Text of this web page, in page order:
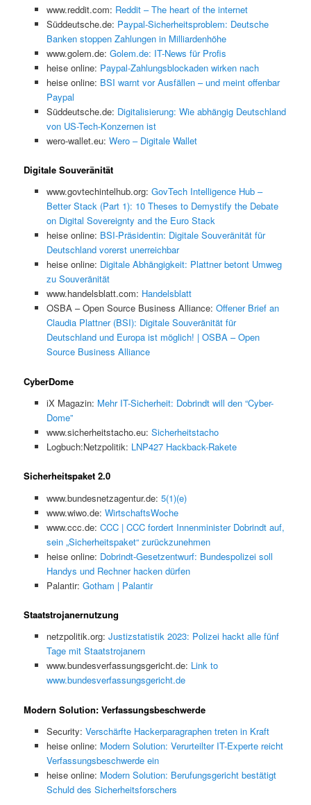
www.reddit.com: Reddit – The heart of the internet
Süddeutsche.de: Paypal-Sicherheitsproblem: Deutsche
Banken stoppen Zahlungen in Milliardenhöhe
www.golem.de: Golem.de: IT-News für Profis
heise online: Paypal-Zahlungsblockaden wirken nach
heise online: BSI warnt vor Ausfällen – und meint offenbar
Paypal
Süddeutsche.de: Digitalisierung: Wie abhängig Deutschland
von US-Tech-Konzernen ist
wero-wallet.eu: Wero – Digitale Wallet
Digitale Souveränität
www.govtechintelhub.org: GovTech Intelligence Hub –
Better Stack (Part 1): 10 Theses to Demystify the Debate
on Digital Sovereignty and the Euro Stack
heise online: BSI-Präsidentin: Digitale Souveränität für
Deutschland vorerst unerreichbar
heise online: Digitale Abhängigkeit: Plattner betont Umweg
zu Souveränität
www.handelsblatt.com: Handelsblatt
OSBA – Open Source Business Alliance: Offener Brief an
Claudia Plattner (BSI): Digitale Souveränität für
Deutschland und Europa ist möglich! | OSBA – Open
Source Business Alliance
CyberDome
iX Magazin: Mehr IT-Sicherheit: Dobrindt will den “Cyber-
Dome”
www.sicherheitstacho.eu: Sicherheitstacho
Logbuch:Netzpolitik: LNP427 Hackback-Rakete
Sicherheitspaket 2.0
www.bundesnetzagentur.de: 5(1)(e)
www.wiwo.de: WirtschaftsWoche
www.ccc.de: CCC | CCC fordert Innenminister Dobrindt auf,
sein „Sicherheitspaket“ zurückzunehmen
heise online: Dobrindt-Gesetzentwurf: Bundespolizei soll
Handys und Rechner hacken dürfen
Palantir: Gotham | Palantir
Staatstrojanernutzung
netzpolitik.org: Justizstatistik 2023: Polizei hackt alle fünf
Tage mit Staatstrojanern
www.bundesverfassungsgericht.de: Link to
www.bundesverfassungsgericht.de
Modern Solution: Verfassungsbeschwerde
Security: Verschärfte Hackerparagraphen treten in Kraft
heise online: Modern Solution: Verurteilter IT-Experte reicht
Verfassungsbeschwerde ein
heise online: Modern Solution: Berufungsgericht bestätigt
Schuld des Sicherheitsforschers